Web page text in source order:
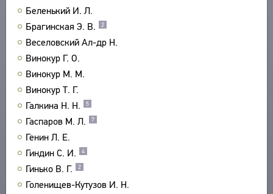
Беленький И. Л.
Брагинская Э. В.
2
Веселовский Ал-др Н.
Винокур Г. О.
Винокур М. М.
Винокур Т. Г.
Галкина Н. Н.
5
Гаспаров М. Л. 7
Генин Л. Е.
Гиндин С. И.
4
Гинько В. Г. 2
Голенищев-Кутузов И. Н.
ПРОИЗВЕДЕНИЯ
ИЗДАНИЯ
ЭНЦИКЛОПЕДИЯ
СЛОВНИК
ВСЕ БИОСПРАВКИ
ПОЭТЫ
ПЕРЕВОДЧИКИ
ИССЛЕДОВАТЕЛИ
ТЕЗАУРУС
СТРУКТУРА
УКАЗАТЕЛЬ ТЕРМИНОВ
ПОИСК
О ПРОЕКТЕ
КРАТКО О ПРОЕКТЕ
ЦЕЛИ ПРОЕКТА
ПОДСИСТЕМЫ
ОБРАТНАЯ СВЯЗЬ
ПОЛЬЗОВАТЕЛЬСКОЕ СОГЛАШЕНИЕ